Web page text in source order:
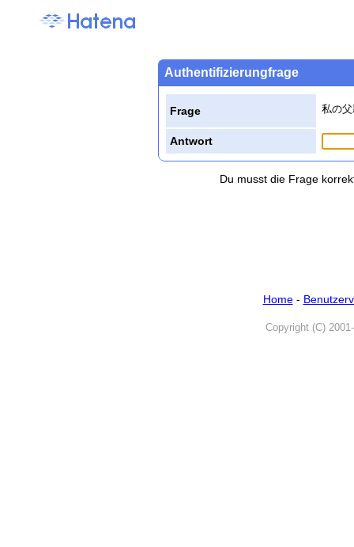
Authentifizierungfrage
Frage 私の
Antwort
Du musst die Frage
Home-
Copyright (C)